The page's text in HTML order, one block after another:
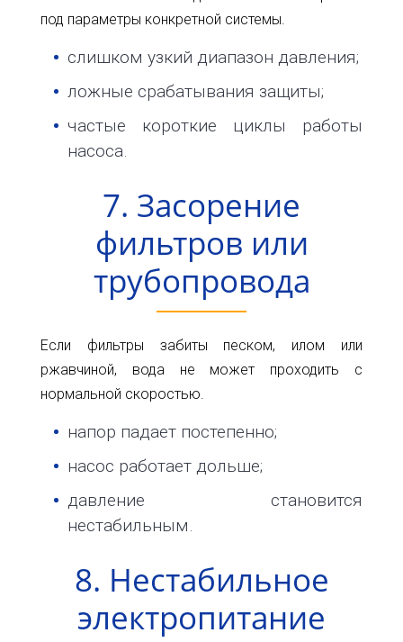
под параметры конкретной системы.
слишком узкий диапазон давления;
ложные срабатывания защиты;
частые короткие циклы работы
насоса.
7. Засорение
фильтров или
трубопровода
Если фильтры забиты песком, илом или
ржавчиной, вода не может проходить с
нормальной скоростью.
напор падает постепенно;
насос работает дольше;
давление становится
нестабильным.
8. Нестабильное
электропитание